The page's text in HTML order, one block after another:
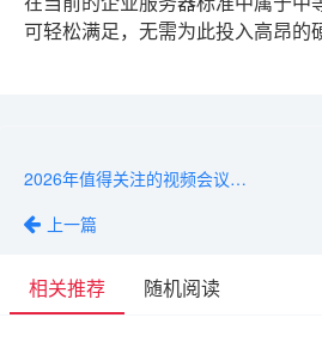
可轻松满足，无需为此投入高昂的
2026年值得关注的视频会议工具免费选项清单
上一篇
相关推荐 随机阅读